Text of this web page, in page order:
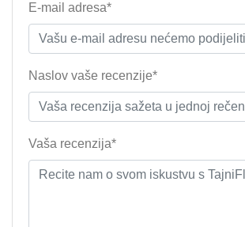
E-mail adresa*
Naslov vaše recenzije*
Vaša recenzija*